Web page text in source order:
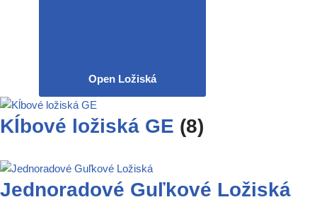
Open Ložiská
Kĺbové ložiská GE (8)
Jednoradové Guľkové Ložiská